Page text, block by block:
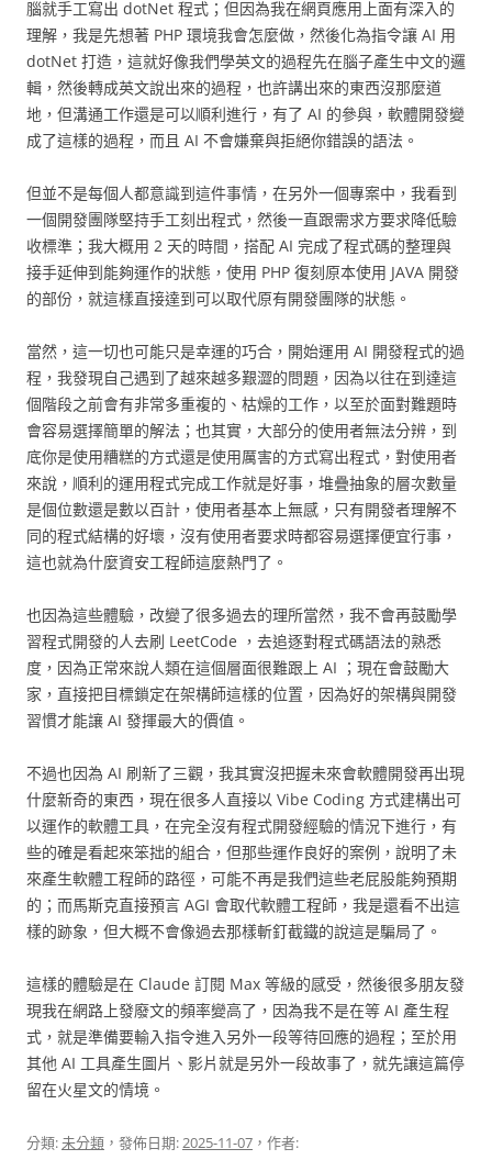
腦就手工寫出 dotNet 程式；但因為我在網頁應用上面有深入的
理解，我是先想著 PHP 環境我會怎麼做，然後化為指令讓 AI 用
dotNet 打造，這就好像我們學英文的過程先在腦子產生中文的邏
輯，然後轉成英文說出來的過程，也許講出來的東西沒那麼道
地，但溝通工作還是可以順利進行，有了 AI 的參與，軟體開發變
成了這樣的過程，而且 AI 不會嫌棄與拒絕你錯誤的語法。
但並不是每個人都意識到這件事情，在另外一個專案中，我看到
一個開發團隊堅持手工刻出程式，然後一直跟需求方要求降低驗
收標準；我大概用 2 天的時間，搭配 AI 完成了程式碼的整理與
接手延伸到能夠運作的狀態，使用 PHP 復刻原本使用 JAVA 開發
的部份，就這樣直接達到可以取代原有開發團隊的狀態。
當然，這一切也可能只是幸運的巧合，開始運用 AI 開發程式的過
程，我發現自己遇到了越來越多艱澀的問題，因為以往在到達這
個階段之前會有非常多重複的、枯燥的工作，以至於面對難題時
會容易選擇簡單的解法；也其實，大部分的使用者無法分辨，到
底你是使用糟糕的方式還是使用厲害的方式寫出程式，對使用者
來說，順利的運用程式完成工作就是好事，堆疊抽象的層次數量
是個位數還是數以百計，使用者基本上無感，只有開發者理解不
同的程式結構的好壞，沒有使用者要求時都容易選擇便宜行事，
這也就為什麼資安工程師這麼熱門了。
也因為這些體驗，改變了很多過去的理所當然，我不會再鼓勵學
習程式開發的人去刷 LeetCode ，去追逐對程式碼語法的熟悉
度，因為正常來說人類在這個層面很難跟上 AI ；現在會鼓勵大
家，直接把目標鎖定在架構師這樣的位置，因為好的架構與開發
習慣才能讓 AI 發揮最大的價值。
不過也因為 AI 刷新了三觀，我其實沒把握未來會軟體開發再出現
什麼新奇的東西，現在很多人直接以 Vibe Coding 方式建構出可
以運作的軟體工具，在完全沒有程式開發經驗的情況下進行，有
些的確是看起來笨拙的組合，但那些運作良好的案例，說明了未
來產生軟體工程師的路徑，可能不再是我們這些老屁股能夠預期
的；而馬斯克直接預言 AGI 會取代軟體工程師，我是還看不出這
樣的跡象，但大概不會像過去那樣斬釘截鐵的說這是騙局了。
這樣的體驗是在 Claude 訂閱 Max 等級的感受，然後很多朋友發
現我在網路上發廢文的頻率變高了，因為我不是在等 AI 產生程
式，就是準備要輸入指令進入另外一段等待回應的過程；至於用
其他 AI 工具產生圖片、影片就是另外一段故事了，就先讓這篇停
留在火星文的情境。
分類:未分類 ，發佈日期:2025-11-07 ，作者: